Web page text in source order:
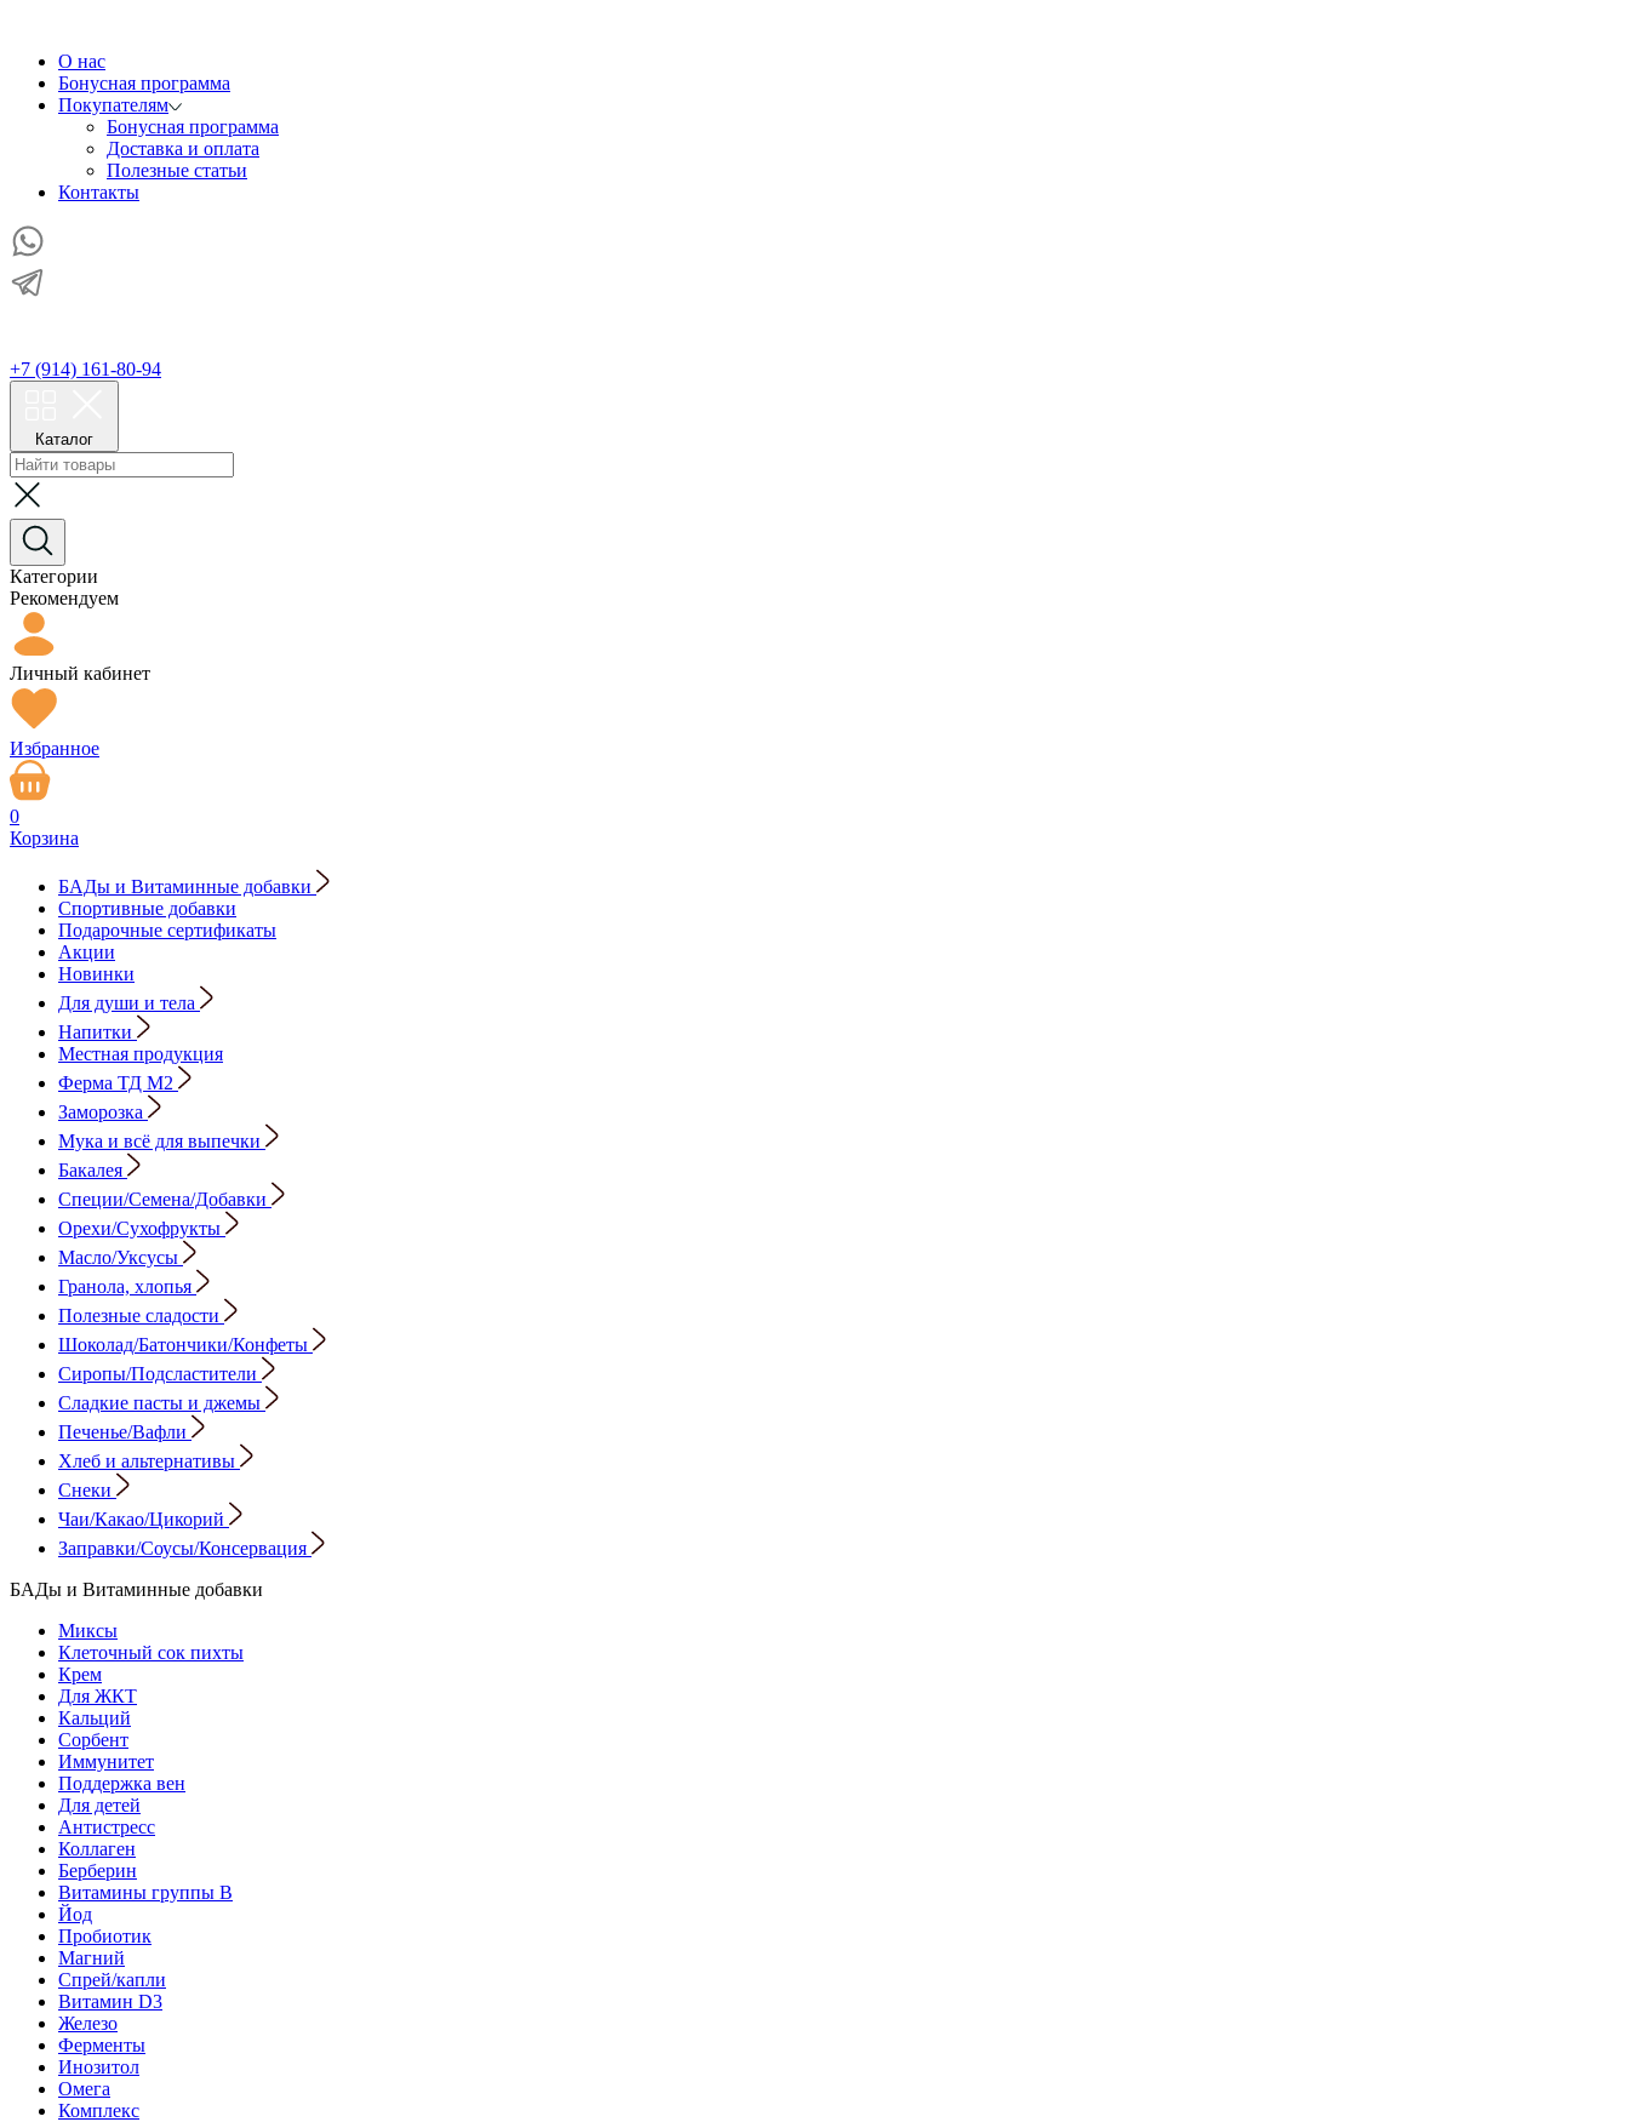
О нас
Бонусная программа
Покупателям
Бонусная программа
Доставка и оплата
Полезные статьи
Контакты
+7 (914) 161-80-94
Каталог
Категории
Рекомендуем
Личный кабинет
Избранное
0
Корзина
БАДы и Витаминные добавки
Спортивные добавки
Подарочные сертификаты
Акции
Новинки
Для души и тела
Напитки
Местная продукция
Ферма ТД М2
Заморозка
Мука и всё для выпечки
Бакалея
Специи/Семена/Добавки
Орехи/Сухофрукты
Масло/Уксусы
Гранола, хлопья
Полезные сладости
Шоколад/Батончики/Конфеты
Сиропы/Подсластители
Сладкие пасты и джемы
Печенье/Вафли
Хлеб и альтернативы
Снеки
Чаи/Какао/Цикорий
Заправки/Соусы/Консервация
БАДы и Витаминные добавки
Миксы
Клеточный сок пихты
Крем
Для ЖКТ
Кальций
Сорбент
Иммунитет
Поддержка вен
Для детей
Антистресс
Коллаген
Берберин
Витамины группы B
Йод
Пробиотик
Магний
Спрей/капли
Витамин D3
Железо
Ферменты
Инозитол
Омега
Комплекс